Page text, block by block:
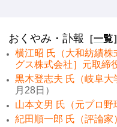
おくやみ・訃報 ［一覧
横江昭 氏（大和紡績
グス株式会社］元取締
黒木登志夫 氏（岐阜大
月28日）
山本文男 氏（元プロ野
紀田順一郎 氏（評論家